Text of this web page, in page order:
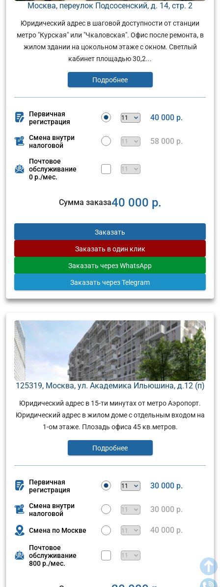
Москва, переулок Подсосенский, д. 14, стр. 2
Юридический адрес в шаговой доступности от станции
метро "Курская" или "Чкаловская". Офис после ремонта, в
жилом здании на цокольном этаже с окном. Светлый
кабинет площадью 30,2...
Подробнее
Первичная
регистрация
40 000 р.
Смена внутри
налоговой
58 000 р.
Почтовое
обслуживание
0 р./мес.
Сумма заказа40 000 р.
Заказать
Заказать в один клик
Заказать через WhatsApp
Заказать через Telegram
125319, Москва, ул. Академика Ильюшина, д.12 (п)
Юридический адрес в 15-ти минутах от метро Аэропорт.
Юридический адрес в жилом доме с отдельным входом на
1-ом этаже. Плозадь офиса 45 кв.метров.
Подробнее
Первичная
регистрация
30 000 р.
Смена внутри
налоговой
30 000 р.
Смена по Москве 40 000 р.
Почтовое
обслуживание
800 р./мес.